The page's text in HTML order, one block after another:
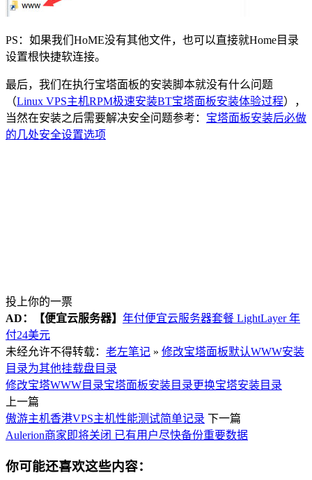
PS：如果我们HoME没有其他文件，也可以直接就Home目录
设置根快捷软连接。
最后，我们在执行宝塔面板的安装脚本就没有什么问题
（Linux VPS主机RPM极速安装BT宝塔面板安装体验过程），
当然在安装之后需要解决安全问题参考： 宝塔面板安装后必做
的几处安全设置选项
投上你的一票
AD：
【便宜云服务器】 年付便宜云服务器套餐 LightLayer 年
付24美元
未经允许不得转载： 老左笔记 » 修改宝塔面板默认WWW安装
目录为其他挂载盘目录
修改宝塔WWW目录宝塔面板安装目录更换宝塔安装目录
上一篇
傲游主机香港VPS主机性能测试简单记录 下一篇
Aulerion商家即将关闭 已有用户尽快备份重要数据
你可能还喜欢这些内容：